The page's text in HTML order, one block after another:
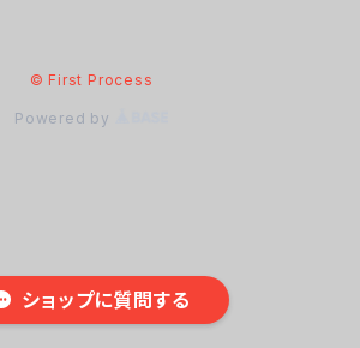
© First Process
Powered by
ショップに質問する